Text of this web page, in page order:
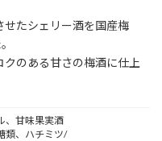
せたシェリー酒を国産梅
のある甘さの梅酒に仕上
、甘味果実酒
類、ハチミツ/